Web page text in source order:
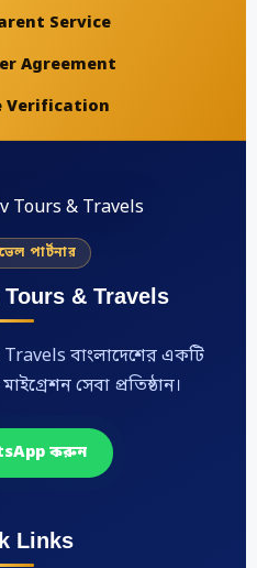
Service
Agreement
Verification
পার্টনার
& Travels
বাংলাদেশের একটি
সেবা প্রতিষ্ঠান।
করুন
Links